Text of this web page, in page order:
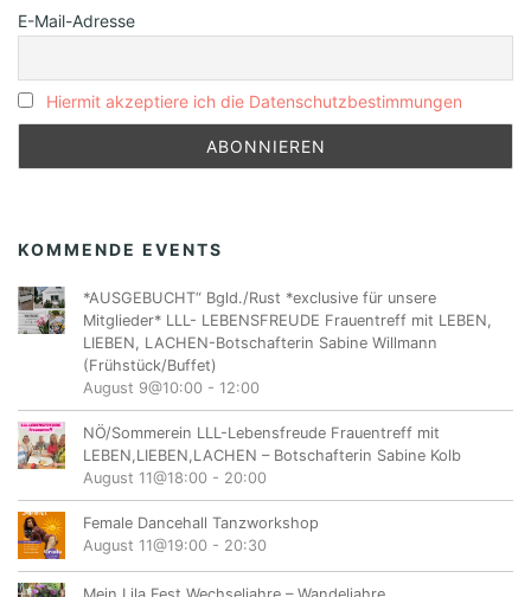
E-Mail-Adresse
Hiermit akzeptiere ich die Datenschutzbestimmungen
KOMMENDE EVENTS
*AUSGEBUCHT“ Bgld./Rust *exclusive für unsere
Mitglieder* LLL- LEBENSFREUDE Frauentreff mit LEBEN,
LIEBEN, LACHEN-Botschafterin Sabine Willmann
(Frühstück/Buffet)
August 9@10:00 - 12:00
NÖ/Sommerein LLL-Lebensfreude Frauentreff mit
LEBEN,LIEBEN,LACHEN – Botschafterin Sabine Kolb
August 11@18:00 - 20:00
Female Dancehall Tanzworkshop
August 11@19:00 - 20:30